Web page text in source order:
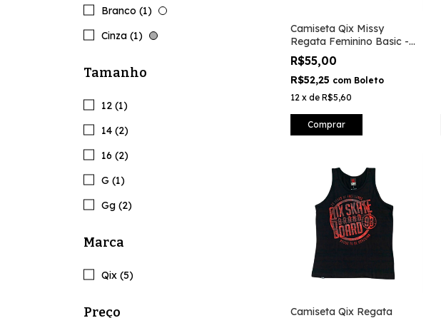
Branco (1)
Cinza (1)
Tamanho
12 (1)
14 (2)
16 (2)
G (1)
Gg (2)
Marca
Qix (5)
Preço
Camiseta Qix Missy
Regata Feminino Basic -
Cinza
R$55,00
R$52,25 com Boleto
12 x de R$5,60
Comprar
Camiseta Qix Regata